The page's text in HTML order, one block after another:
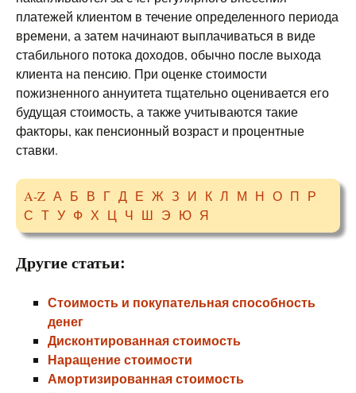
платежей клиентом в течение определенного периода
времени, а затем начинают выплачиваться в виде
стабильного потока доходов, обычно после выхода
клиента на пенсию. При оценке стоимости
пожизненного аннуитета тщательно оценивается его
будущая стоимость, а также учитываются такие
факторы, как пенсионный возраст и процентные
ставки.
A-Z А Б В Г Д Е Ж З И К Л М Н О П Р
С Т У Ф Х Ц Ч Ш Э Ю Я
Другие статьи:
Стоимость и покупательная способность
денег
Дисконтированная стоимость
Наращение стоимости
Амортизированная стоимость